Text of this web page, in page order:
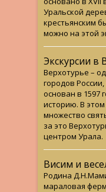
Уральской
крестьянским
можно на этой
Экскурсии в
Верхотурье –
городов
основан в 1597
историю. В
множество
за это
центром Урала.
Висим и
Родина
мараловая